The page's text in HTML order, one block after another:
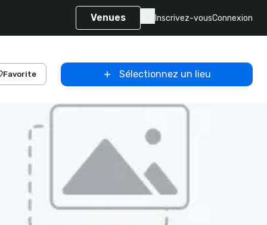
Venues Inscrivez-vousConnexion
Favorite Sélectionnez un lieu